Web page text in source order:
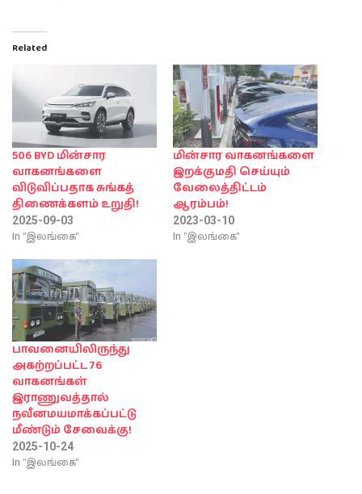
Related
506 BYD மின்சார
வாகனங்களை
விடுவிப்பதாக சுங்கத்
திணைக்களம் உறுதி!
2025-09-03
In "இலங்கை"
மின்சார வாகனங்களை
இறக்குமதி செய்யும்
வேலைத்திட்டம்
ஆரம்பம்!
2023-03-10
In "இலங்கை"
பாவனையிலிருந்து
அகற்றப்பட்ட 76
வாகனங்கள்
இராணுவத்தால்
நவீனமயமாக்கப்பட்டு
மீண்டும் சேவைக்கு!
2025-10-24
In "இலங்கை"